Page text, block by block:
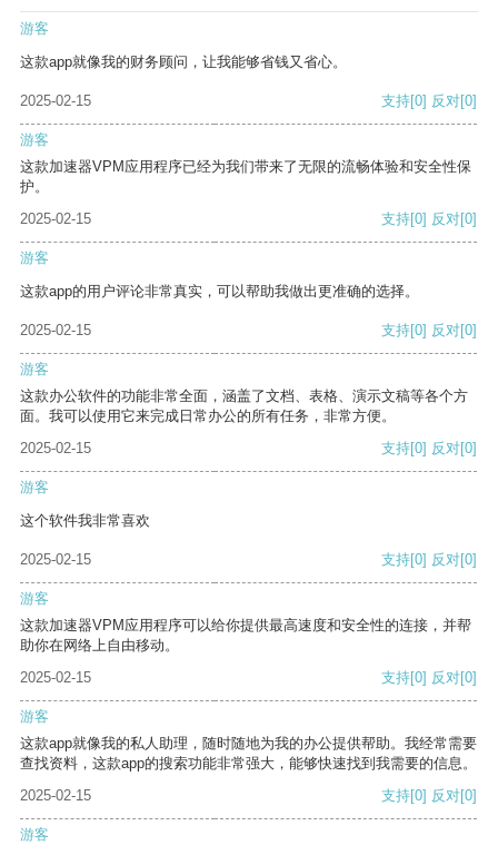
游客
这款app就像我的财务顾问，让我能够省钱又省心。
2025-02-15 支持[0] 反对[0]
游客
这款加速器VPM应用程序已经为我们带来了无限的流畅体验和安全性保
护。
2025-02-15
支持[0] 反对[0]
游客
这款app的用户评论非常真实，可以帮助我做出更准确的选择。
2025-02-15 支持[0] 反对[0]
游客
这款办公软件的功能非常全面，涵盖了文档、表格、演示文稿等各个方
面。我可以使用它来完成日常办公的所有任务，非常方便。
2025-02-15
支持[0] 反对[0]
游客
这个软件我非常喜欢
2025-02-15 支持[0] 反对[0]
游客
这款加速器VPM应用程序可以给你提供最高速度和安全性的连接，并帮
助你在网络上自由移动。
2025-02-15
支持[0] 反对[0]
游客
这款app就像我的私人助理，随时随地为我的办公提供帮助。我经常需要
查找资料，这款app的搜索功能非常强大，能够快速找到我需要的信息。
2025-02-15
支持[0] 反对[0]
游客